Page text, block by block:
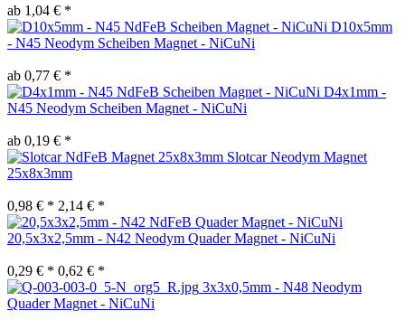
ab 1,04 € *
D10x5mm
- N45 Neodym Scheiben Magnet - NiCuNi
ab 0,77 € *
D4x1mm -
N45 Neodym Scheiben Magnet - NiCuNi
ab 0,19 € *
Slotcar Neodym Magnet
25x8x3mm
0,98 € * 2,14 € *
20,5x3x2,5mm - N42 Neodym Quader Magnet - NiCuNi
0,29 € * 0,62 € *
3x3x0,5mm - N48 Neodym
Quader Magnet - NiCuNi